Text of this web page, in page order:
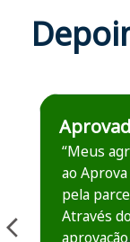
Estudante
“Meus
ao
pela
Através